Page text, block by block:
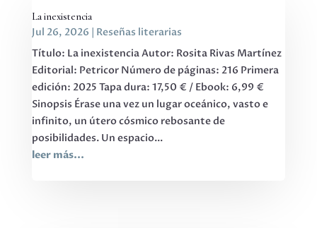
La inexistencia
Jul 26, 2026
Reseñas literarias
Título: La inexistencia Autor: Rosita Rivas Martínez
Editorial: Petricor Número de páginas: 216 Primera
edición: 2025 Tapa dura: 17,50 € / Ebook: 6,99 €
Sinopsis Érase una vez un lugar oceánico, vasto e
infinito, un útero cósmico rebosante de
posibilidades. Un espacio...
leer más...